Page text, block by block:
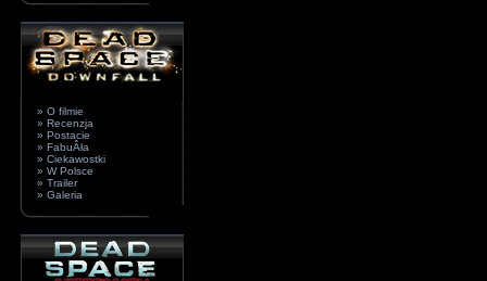
» O filmie
» Recenzja
» Postacie
» FabuÂła
» Ciekawostki
» W Polsce
» Trailer
» Galeria